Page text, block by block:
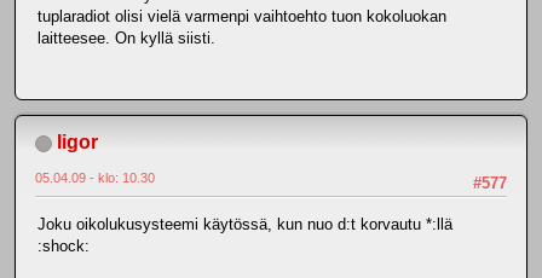
tuplaradiot olisi vielä varmenpi vaihtoehto tuon kokoluokan
laitteesee. On kyllä siisti.
Iigor
#577
05.04.09 - klo: 10.30
Joku oikolukusysteemi käytössä, kun nuo d:t korvautu *:llä
:shock: